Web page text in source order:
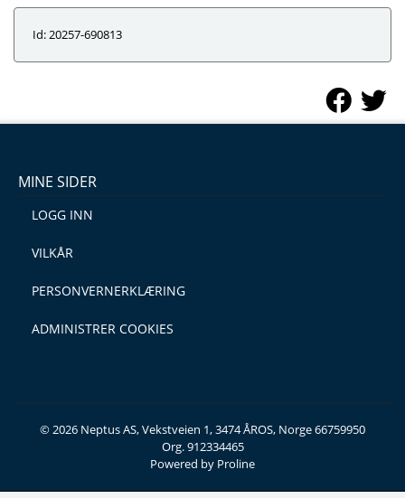
Id: 20257-690813
MINE SIDER
LOGG INN
VILKÅR
PERSONVERNERKLÆRING
ADMINISTRER COOKIES
© 2026 Neptus AS, Vekstveien 1, 3474 ÅROS, Norge 66759950
Org. 912334465
Powered by Proline